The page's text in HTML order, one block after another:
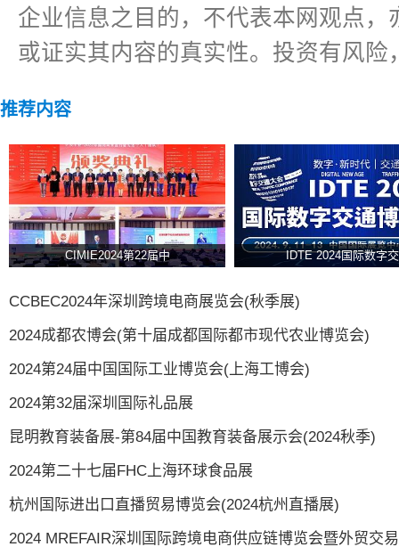
企业信息之目的，不代表本网观点
或证实其内容的真实性。投资有风险
推荐内容
CIMIE2024第22届中 IDTE 2024国际数字交
CCBEC2024年深圳跨境电商展览会(秋季展)
2024成都农博会(第十届成都国际都市现代农业博览会)
2024第24届中国国际工业博览会(上海工博会)
2024第32届深圳国际礼品展
昆明教育装备展-第84届中国教育装备展示会(2024秋季)
2024第二十七届FHC上海环球食品展
杭州国际进出口直播贸易博览会(2024杭州直播展)
2024 MREFAIR深圳国际跨境电商供应链博览会暨外贸交